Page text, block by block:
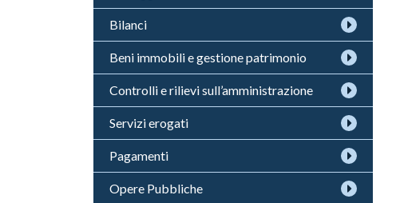
Bilanci
Beni immobili e gestione patrimonio
Controlli e rilievi sull’amministrazione
Servizi erogati
Pagamenti
Opere Pubbliche